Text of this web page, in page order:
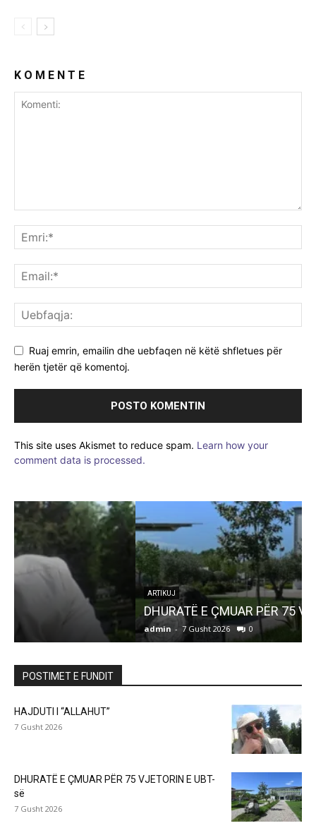
K O M E N T E
Ruaj emrin, emailin dhe uebfaqen në këtë shfletues për
herën tjetër që komentoj.
This site uses Akismet to reduce spam. Learn how your
comment data is processed.
DHURATË E ÇMUAR PËR 75 VJETORIN E UBT-së
7 Gusht 2026
POSTIMET E FUNDIT
HAJDUTI I “ALLAHUT”
7 Gusht 2026
DHURATË E ÇMUAR PËR 75 VJETORIN E UBT-
së
7 Gusht 2026